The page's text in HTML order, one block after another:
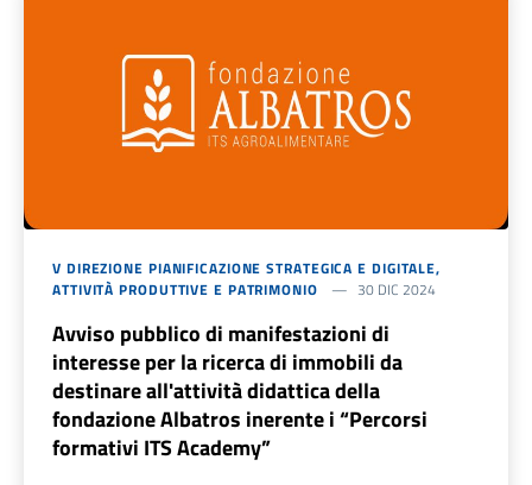
V DIREZIONE PIANIFICAZIONE STRATEGICA E DIGITALE,
ATTIVITÀ PRODUTTIVE E PATRIMONIO
30 DIC 2024
Avviso pubblico di manifestazioni di
interesse per la ricerca di immobili da
destinare all'attività didattica della
fondazione Albatros inerente i “Percorsi
formativi ITS Academy”